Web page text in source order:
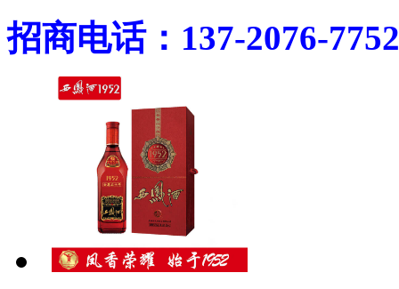
招商电话：137-2076-7752